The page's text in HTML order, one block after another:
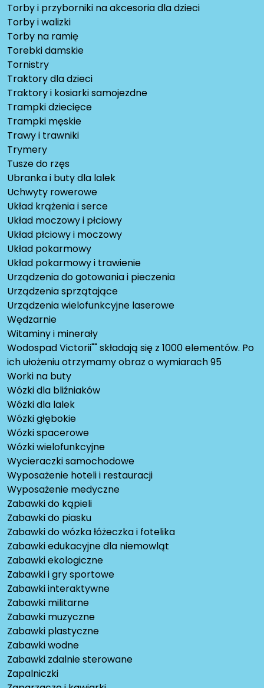
Torby i przyborniki na akcesoria dla dzieci
Torby i walizki
Torby na ramię
Torebki damskie
Tornistry
Traktory dla dzieci
Traktory i kosiarki samojezdne
Trampki dziecięce
Trampki męskie
Trawy i trawniki
Trymery
Tusze do rzęs
Ubranka i buty dla lalek
Uchwyty rowerowe
Układ krążenia i serce
Układ moczowy i płciowy
Układ płciowy i moczowy
Układ pokarmowy
Układ pokarmowy i trawienie
Urządzenia do gotowania i pieczenia
Urządzenia sprzątające
Urządzenia wielofunkcyjne laserowe
Wędzarnie
Witaminy i minerały
Wodospad Victorii"" składają się z 1000 elementów. Po
ich ułożeniu otrzymamy obraz o wymiarach 95
Worki na buty
Wózki dla bliźniaków
Wózki dla lalek
Wózki głębokie
Wózki spacerowe
Wózki wielofunkcyjne
Wycieraczki samochodowe
Wyposażenie hoteli i restauracji
Wyposażenie medyczne
Zabawki do kąpieli
Zabawki do piasku
Zabawki do wózka łóżeczka i fotelika
Zabawki edukacyjne dla niemowląt
Zabawki ekologiczne
Zabawki i gry sportowe
Zabawki interaktywne
Zabawki militarne
Zabawki muzyczne
Zabawki plastyczne
Zabawki wodne
Zabawki zdalnie sterowane
Zapalniczki